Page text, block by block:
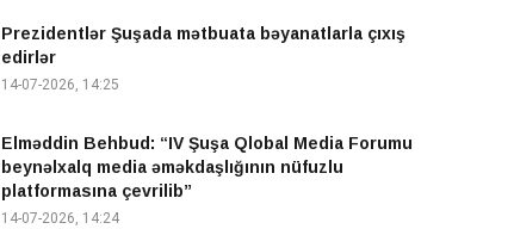
Prezidentlər Şuşada mətbuata bəyanatlarla çıxış
edirlər
14-07-2026, 14:25
Elməddin Behbud: “IV Şuşa Qlobal Media Forumu
beynəlxalq media əməkdaşlığının nüfuzlu
platformasına çevrilib”
14-07-2026, 14:24